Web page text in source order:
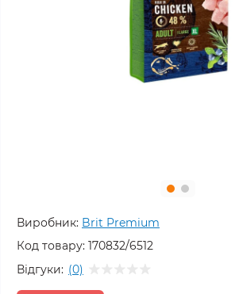
Виробник: Brit Premium
Код товару: 170832/6512
Відгуки: (0)